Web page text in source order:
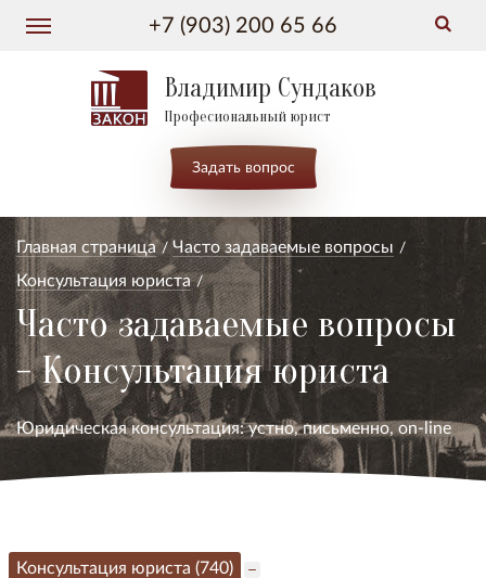
+7 (903) 200 65 66
Владимир Сундаков
Професиональный юрист
Задать вопрос
Главная страница
Часто задаваемые вопросы
Консультация юриста
Часто задаваемые вопросы
- Консультация юриста
Юридическая консультация: устно, письменно, on-line
Консультация юриста (740)